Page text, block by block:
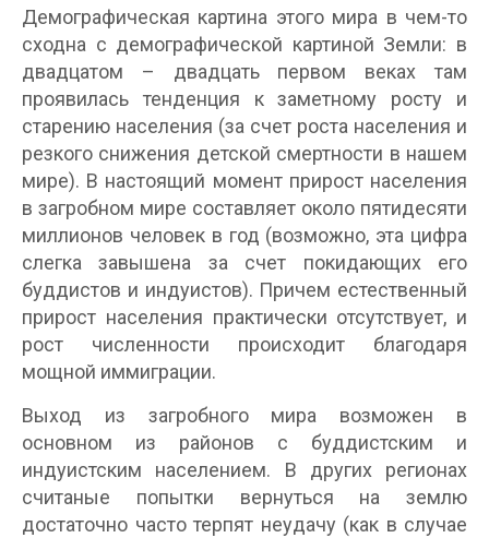
Демографическая картина этого мира в чем-то
сходна с демографической картиной Земли: в
двадцатом – двадцать первом веках там
проявилась тенденция к заметному росту и
старению населения (за счет роста населения и
резкого снижения детской смертности в нашем
мире). В настоящий момент прирост населения
в загробном мире составляет около пятидесяти
миллионов человек в год (возможно, эта цифра
слегка завышена за счет покидающих его
буддистов и индуистов). Причем естественный
прирост населения практически отсутствует, и
рост численности происходит благодаря
мощной иммиграции.
Выход из загробного мира возможен в
основном из районов с буддистским и
индуистским населением. В других регионах
считаные попытки вернуться на землю
достаточно часто терпят неудачу (как в случае